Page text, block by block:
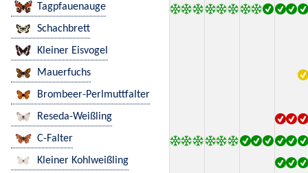
Tagpfauenauge
Schachbrett
Kleiner Eisvogel
Mauerfuchs
Brombeer-Perlmuttfalter
Reseda-Weißling
C-Falter
Kleiner Kohlweißling